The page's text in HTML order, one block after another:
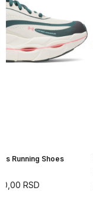
Running Shoes
RSD